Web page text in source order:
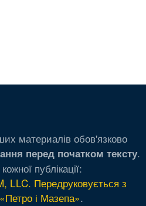
материалів обов'язково
перед початком тексту.
публікації:
Передруковується з
і Мазепа».